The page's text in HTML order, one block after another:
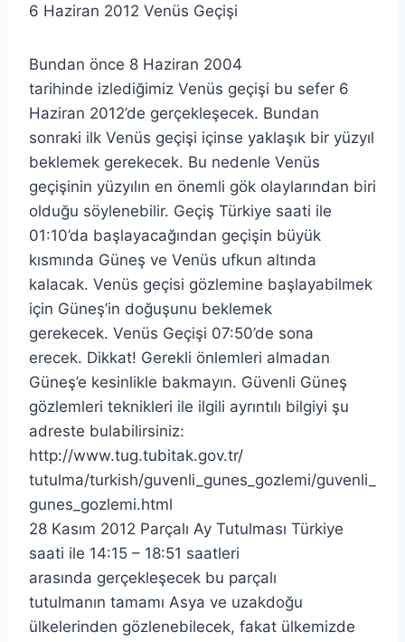
6 Haziran 2012 Venüs Geçişi
Bundan önce 8 Haziran 2004
tarihinde izlediğimiz Venüs geçişi bu sefer 6
Haziran 2012’de gerçekleşecek. Bundan
sonraki ilk Venüs geçişi içinse yaklaşık bir yüzyıl
beklemek gerekecek. Bu nedenle Venüs
geçişinin yüzyılın en önemli gök olaylarından biri
olduğu söylenebilir. Geçiş Türkiye saati ile
01:10’da başlayacağından geçişin büyük
kısmında Güneş ve Venüs ufkun altında
kalacak. Venüs geçisi gözlemine başlayabilmek
için Güneş’in doğuşunu beklemek
gerekecek. Venüs Geçişi 07:50’de sona
erecek. Dikkat! Gerekli önlemleri almadan
Güneş’e kesinlikle bakmayın. Güvenli Güneş
gözlemleri teknikleri ile ilgili ayrıntılı bilgiyi şu
adreste bulabilirsiniz:
http://www.tug.tubitak.gov.tr/
tutulma/turkish/guvenli_gunes_gozlemi/guvenli_
gunes_gozlemi.html
28 Kasım 2012 Parçalı Ay Tutulması Türkiye
saati ile 14:15 – 18:51 saatleri
arasında gerçekleşecek bu parçalı
tutulmanın tamamı Asya ve uzakdoğu
ülkelerinden gözlenebilecek, fakat ülkemizde